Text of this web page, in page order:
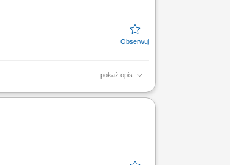
pokaż opis
rozwoju edukacyjnego